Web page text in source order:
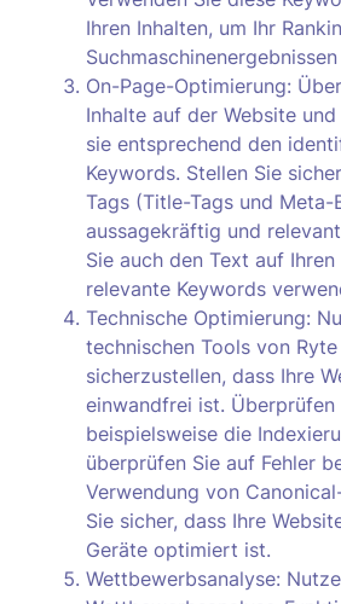
Ihren Inhalten, um Ihr
On-Page-Optimierung:
Inhalte auf der Website
sie entsprechend den
Keywords. Stellen Sie
Tags (Title-Tags und Meta-
aussagekräftig und
Sie auch den Text auf
relevante Keywords
Technische Optimierung:
technischen Tools von Ryte
sicherzustellen, dass Ihre
einwandfrei ist. Überprüfen
beispielsweise die
überprüfen Sie auf Fehler
Verwendung von
Sie sicher, dass Ihre
Geräte optimiert ist.
Wettbewerbsanalyse: